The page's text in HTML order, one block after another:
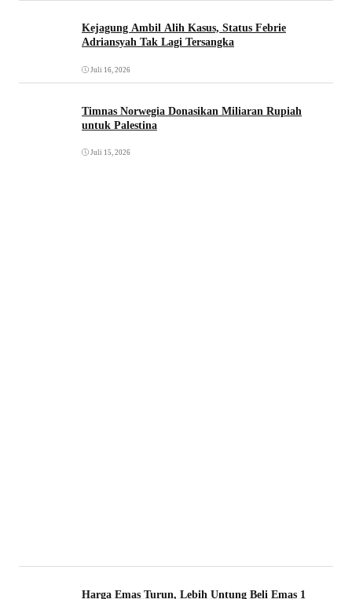
Kejagung Ambil Alih Kasus, Status Febrie
Adriansyah Tak Lagi Tersangka
Juli 16, 2026
Timnas Norwegia Donasikan Miliaran Rupiah
untuk Palestina
Juli 15, 2026
Harga Emas Turun, Lebih Untung Beli Emas 1